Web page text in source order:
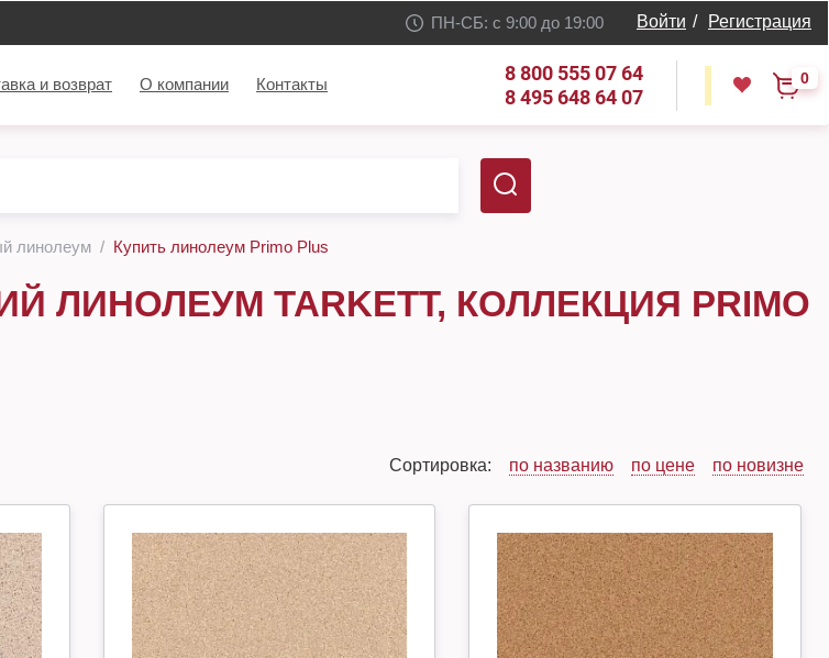
ПН-СБ: с 9:00 до 19:00 Войти / Регистрация
и возврат О компании Контакты
8 800 555 07 64
8 495 648 64 07
0
линолеум Купить линолеум Primo Plus
ЛИНОЛЕУМ TARKETT, КОЛЛЕКЦИЯ PRIMO
Сортировка: по названию по цене по новизне